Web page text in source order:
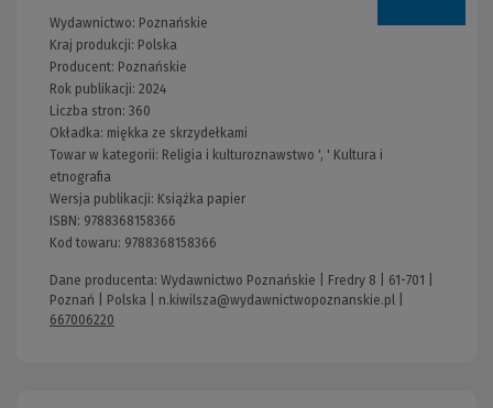
Wydawnictwo: Poznańskie
Kraj produkcji: Polska
Producent: Poznańskie
Rok publikacji: 2024
Liczba stron: 360
Okładka: miękka ze skrzydełkami
Towar w kategorii: Religia i kulturoznawstwo ', ' Kultura i
etnografia
Wersja publikacji: Książka papier
ISBN: 9788368158366
Kod towaru: 9788368158366
Dane producenta: Wydawnictwo Poznańskie | Fredry 8 | 61-701 |
Poznań | Polska | n.kiwilsza@wydawnictwopoznanskie.pl
667006220